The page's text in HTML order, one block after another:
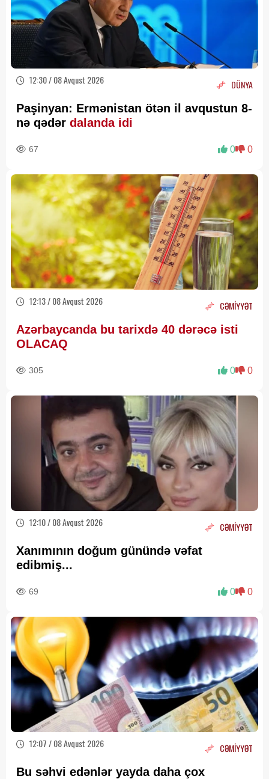
12:30 / 08 Avqust 2026 DÜNYA
Paşinyan: Ermənistan ötən il avqustun 8-
nə qədər dalanda idi
67 0 0
12:13 / 08 Avqust 2026 CƏMİYYƏT
Azərbaycanda bu tarixdə 40 dərəcə isti
OLACAQ
305 0 0
12:10 / 08 Avqust 2026 CƏMİYYƏT
Xanımının doğum günündə vəfat
edibmiş...
69 0 0
12:07 / 08 Avqust 2026 CƏMİYYƏT
Bu səhvi edənlər yayda daha çox